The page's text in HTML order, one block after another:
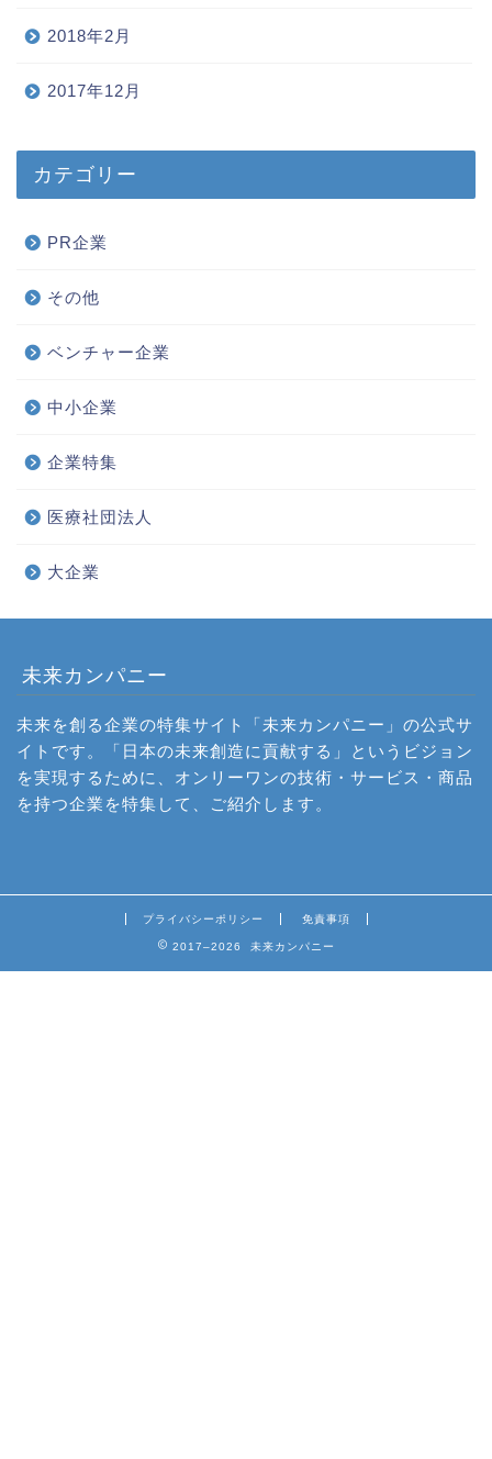
2018年2月
2017年12月
カテゴリー
PR企業
その他
ベンチャー企業
中小企業
企業特集
医療社団法人
大企業
未来カンパニー
未来を創る企業の特集サイト「未来カンパニー」の公式サ
イトです。「日本の未来創造に貢献する」というビジョン
を実現するために、オンリーワンの技術・サービス・商品
を持つ企業を特集して、ご紹介します。
プライバシーポリシー 免責事項
2017–2026 未来カンパニー